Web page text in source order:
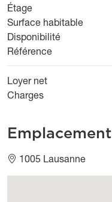
Étage
Surface habitable
Disponibilité
Référence
Loyer net
Charges
Emplacement
1005 Lausanne